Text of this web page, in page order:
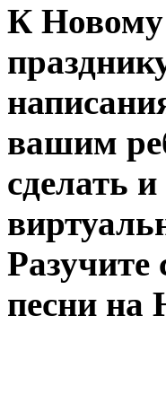
К Новому
вашим
сделать
Разучите
песни на